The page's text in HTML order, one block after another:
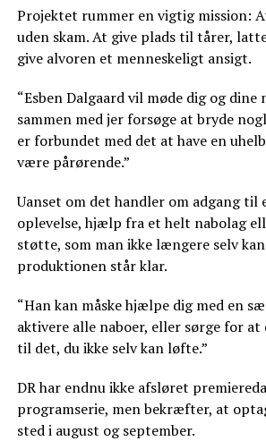
Projektet rummer en vigtig mission:
uden skam. At give plads til tårer,
give alvoren et menneskeligt ansigt.
“Esben Dalgaard vil møde dig og
sammen med jer forsøge at bryde
er forbundet med det at have en
være pårørende.”
Uanset om det handler om adgang til
oplevelse, hjælp fra et helt nabolag
støtte, som man ikke længere selv
produktionen står klar.
“Han kan måske hjælpe dig med en
aktivere alle naboer, eller sørge for at
til det, du ikke selv kan løfte.”
DR har endnu ikke afsløret
programserie, men bekræfter, at
sted i august og september.